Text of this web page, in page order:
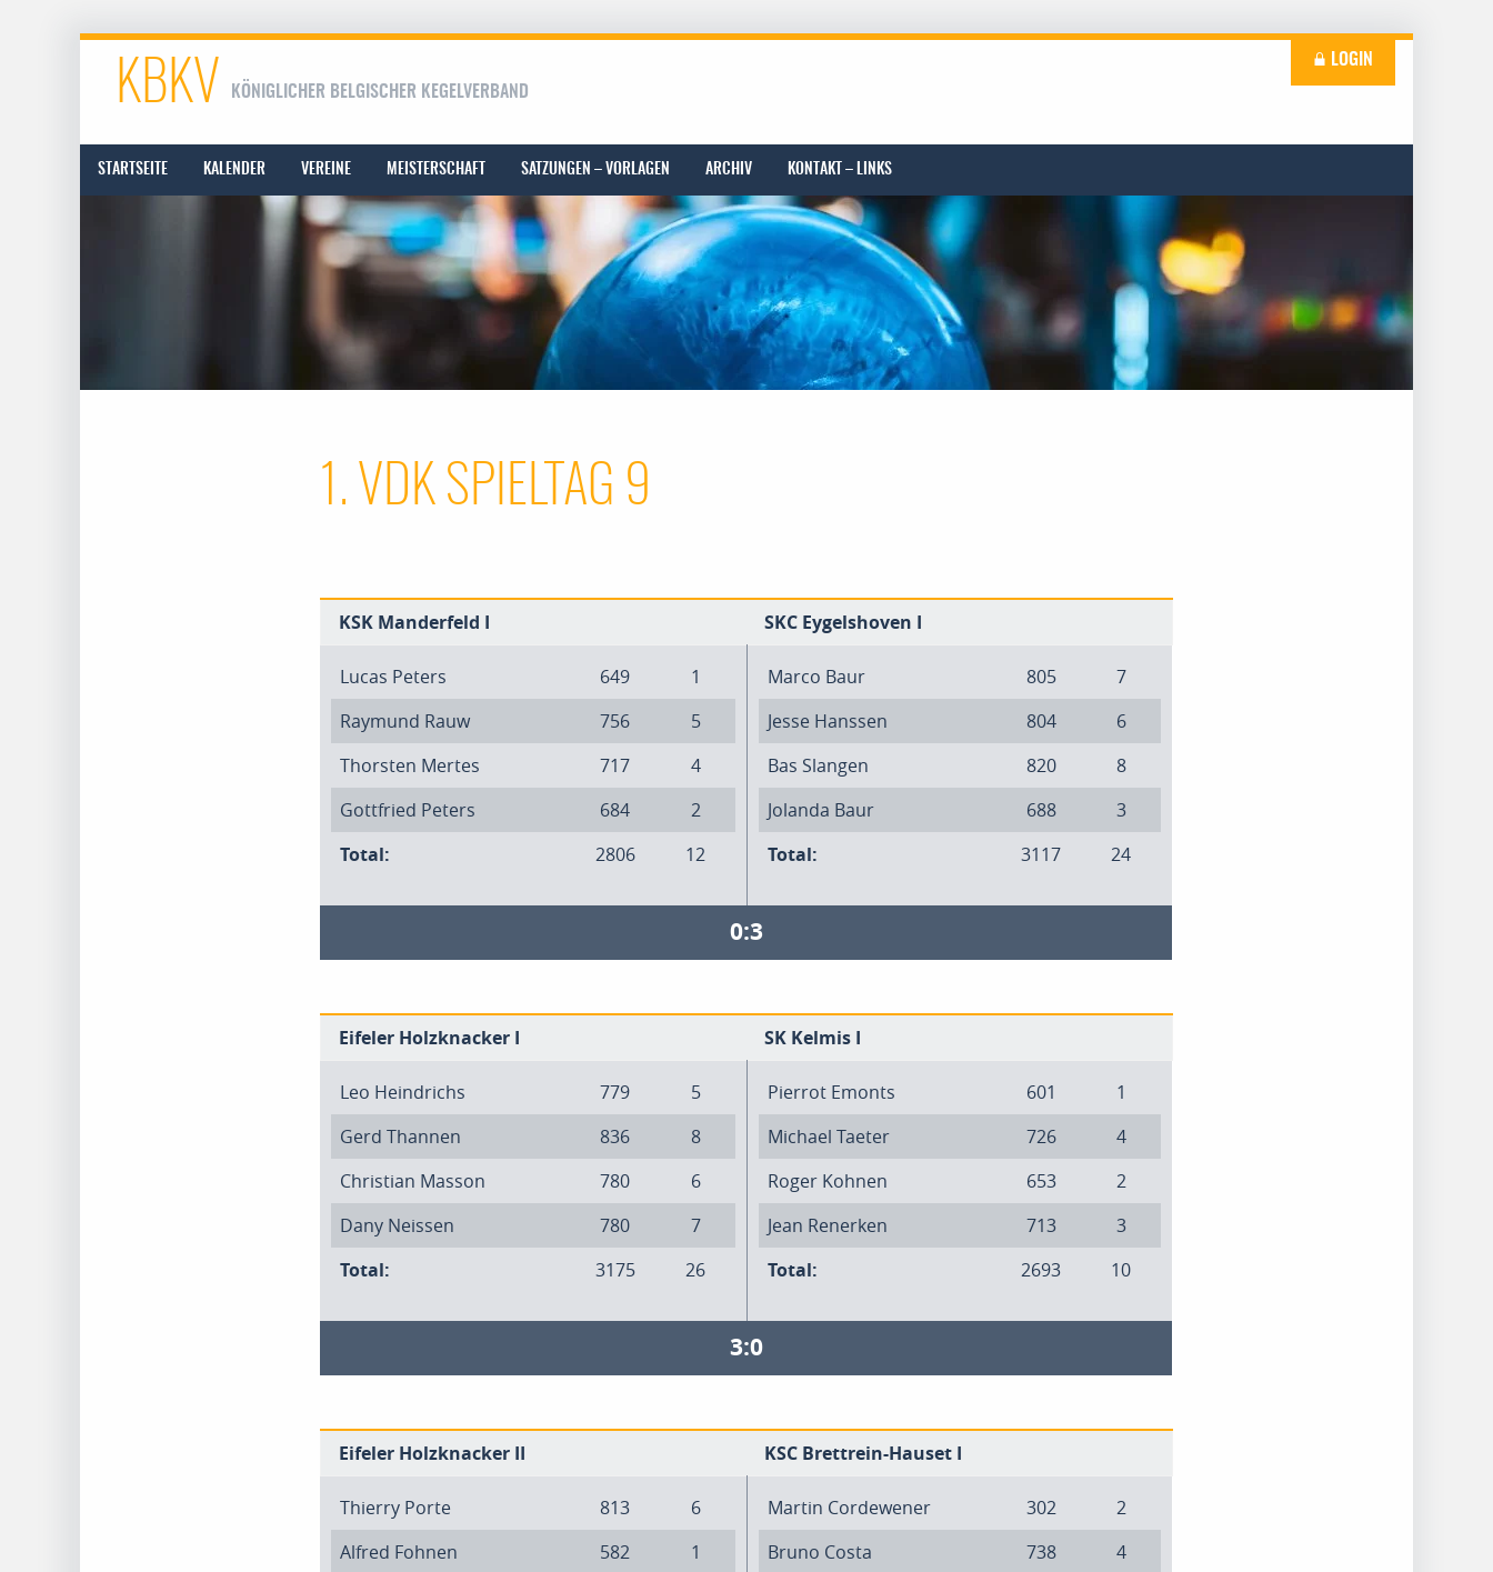
KBKV KÖNIGLICHER BELGISCHER KEGELVERBAND
LOGIN
STARTSEITE KALENDER VEREINE MEISTERSCHAFT SATZUNGEN – VORLAGEN ARCHIV KONTAKT – LINKS
1. VDK SPIELTAG 9
KSK Manderfeld I SKC Eygelshoven I
Lucas Peters 649
1
Raymund Rauw
756
5
Thorsten Mertes
717
4
Gottfried Peters
684
2
Total:
2806 12
Marco Baur 805
7
Jesse Hanssen
804
6
Bas Slangen
820
8
Jolanda Baur
688
3
Total:
3117 24
0:3
Eifeler Holzknacker I SK Kelmis I
Leo Heindrichs 779
5
Gerd Thannen
836
8
Christian Masson
780
6
Dany Neissen
780
7
Total:
3175 26
Pierrot Emonts 601
1
Michael Taeter
726
4
Roger Kohnen
653
2
Jean Renerken
713
3
Total:
2693 10
3:0
Eifeler Holzknacker II KSC Brettrein-Hauset I
Thierry Porte 813
6
Alfred Fohnen
582
1
Martin Cordewener 302
2
Bruno Costa
738
4